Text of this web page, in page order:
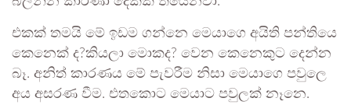
එකක් තමයි මේ ඉඩම ගන්නෙ මෙයාගෙ අයිති පන්තියෙ
කෙනෙක් ද?කියලා මොකද? වෙන කෙනෙකුට දෙන්න
බෑ. අනිත් කාරණය මේ පැවරීම නිසා මෙයාගෙ පවුලෙ
අය අසරණ වීම. එතකොට මෙයාට පවුලක් නෑනෙ.